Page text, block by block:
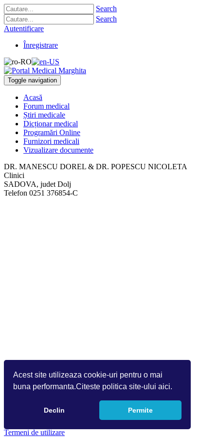
Acest site utilizeaza cookie-uri pentru o mai
buna performanta.Citeste politica site-ului aici.
Declin Permite
Search
Search
Autentificare
Înregistrare
Toggle navigation
Acasă
Forum medical
Știri medicale
Dicționar medical
Programări Online
Furnizori medicali
Vizualizare documente
DR. MANESCU DOREL & DR. POPESCU NICOLETA
Clinici
SADOVA, judet Dolj
Telefon 0251 376854-C
Termeni de utilizare